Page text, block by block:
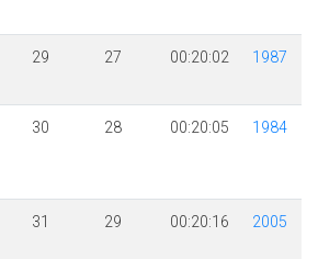
29 27 00:20:02 1987
30 28 00:20:05 1984
31 29 00:20:16 2005